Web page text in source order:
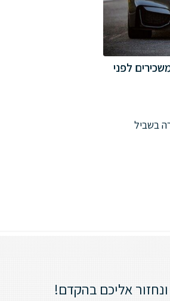
לפני
בשביל
אליכם בהקדם!